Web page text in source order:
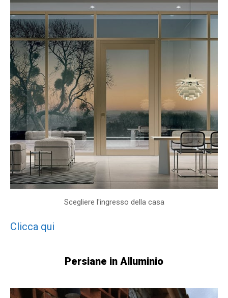
Scegliere l'ingresso della casa
Clicca qui
Persiane in Alluminio